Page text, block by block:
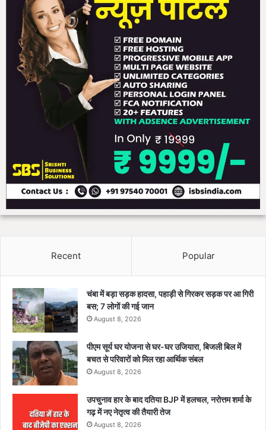
Recent Popular
चंबा में बड़ा सड़क हादसा, पहाड़ी से गिरकर सड़क पर आ गिरी
बस; 7 लोगों की गई जान
August 8, 2026
पीएम सूर्य घर योजना से घर-घर उजियारा, बिजली बिल में
बचत से परिवारों को मिल रहा आर्थिक संबल
August 8, 2026
उपचुनाव हार के बाद दतिया BJP में हलचल, नरोत्तम शर्मा के
गढ़ में नए नेतृत्व की तैयारी तेज
August 8, 2026